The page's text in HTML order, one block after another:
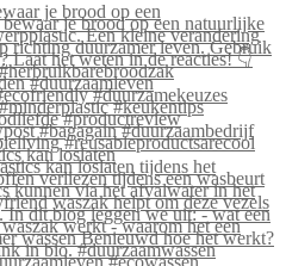
je brood op een
kan loslaten